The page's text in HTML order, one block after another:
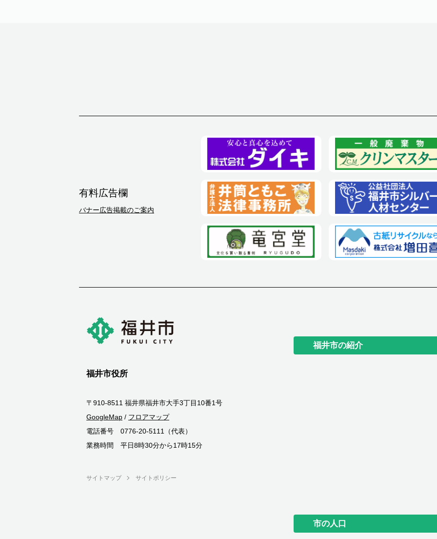
有料広告欄
バナー広告掲載のご案内
福井市役所
〒910-8511 福井県福井市大手3丁目10番1号
GoogleMap / フロアマップ
電話番号 0776-20-5111（代表）
業務時間 平日8時30分から17時15分
サイトマップ サイトポリシー
福井市の紹介
市の人口